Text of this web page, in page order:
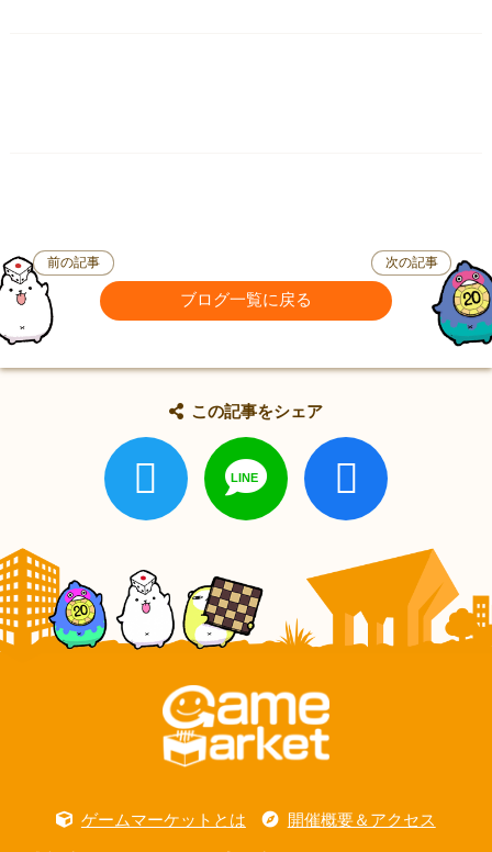
前の記事
ブログ一覧に戻る
次の記事
この記事をシェア
ゲームマーケットとは 開催概要＆アクセス